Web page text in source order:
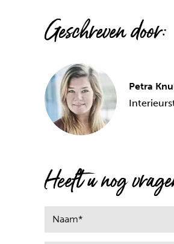
Geschreven door:
Petra
Heeft u nog